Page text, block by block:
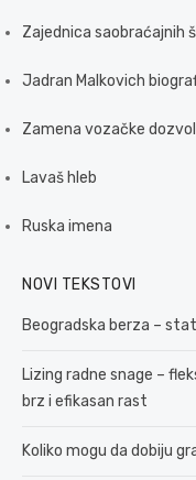
Zajednica saobraćajnih
Jadran Malkovich
Zamena vozačke
Lavaš hleb
Ruska imena
NOVI TEKSTOVI
Beogradska berza –
Lizing radne snage –
brz i efikasan rast
Koliko mogu da dobiju